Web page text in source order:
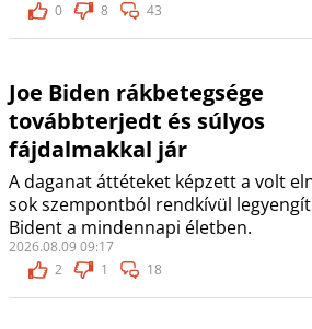
0
8 43
Joe Biden rákbetegsége
továbbterjedt és súlyos
fájdalmakkal jár
A daganat áttéteket képzett a volt
sok szempontból rendkívül
Bident a mindennapi életben.
2026.08.09 09:17
2
1 18